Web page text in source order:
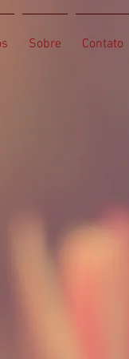
Sobre Contato